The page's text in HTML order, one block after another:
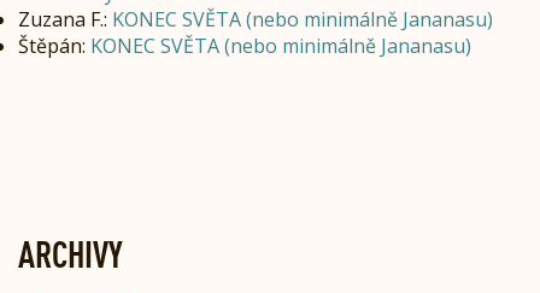
Zuzana F.: KONEC SVĚTA (nebo minimálně Jananasu)
Štěpán: KONEC SVĚTA (nebo minimálně Jananasu)
ARCHIVY